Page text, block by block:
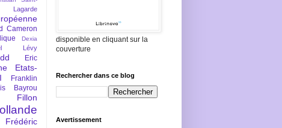
Lagarde
Cameron
Dexia
Lévy
Eric
Etats-
Franklin
Bayrou
Frédéric
disponible en cliquant sur la
couverture
Rechercher dans ce blog
Avertissement